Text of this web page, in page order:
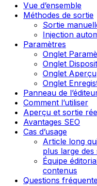
Vue d’ensemble
Méthodes de sortie
Sortie
Injection
Paramètres
Onglet
Onglet
Onglet Aperçu
Onglet
Panneau de
Comment l’utiliser
Aperçu et sortie
Avantages SEO
Cas d’usage
Article long
plus large des
Équipe
contenus
Questions